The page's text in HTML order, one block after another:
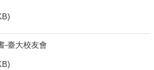
-臺大校友會